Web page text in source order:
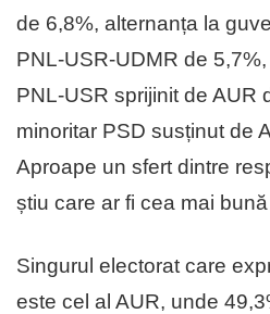
de 6,8%, alternanța la
PNL-USR-UDMR de
PNL-USR sprijinit de AUR
minoritar PSD susținut de
Aproape un sfert dintre
știu care ar fi cea mai
Singurul electorat care
este cel al AUR, unde